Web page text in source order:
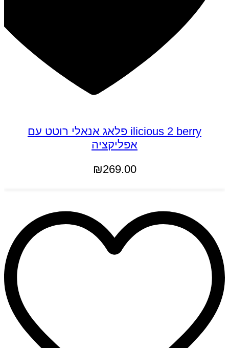
ilicious 2 berry פלאג אנאלי רוטט עם
אפליקציה
₪269.00